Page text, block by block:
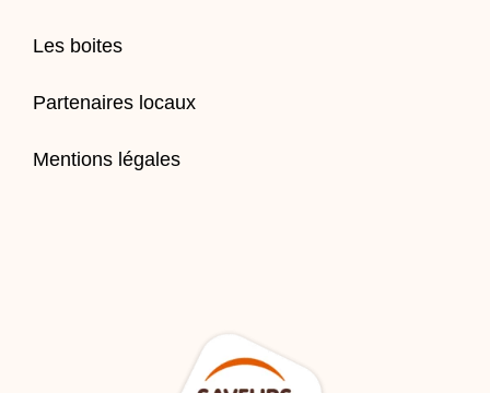
Les boites
Partenaires locaux
Mentions légales